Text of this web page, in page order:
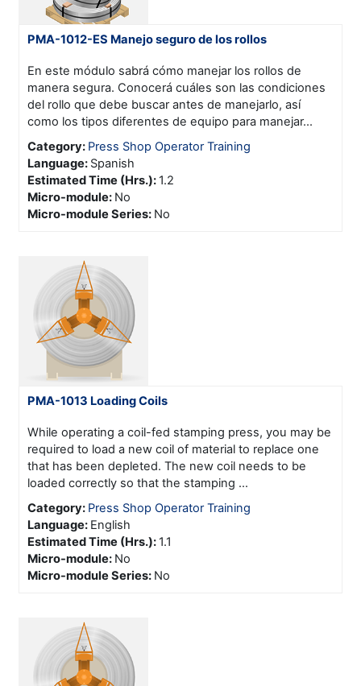
PMA-1012-ES Manejo seguro de los rollos
En este módulo sabrá cómo manejar los rollos de
manera segura. Conocerá cuáles son las condiciones
del rollo que debe buscar antes de manejarlo, así
como los tipos diferentes de equipo para manejar...
Category: Press Shop Operator Training
Language: Spanish
Estimated Time (Hrs.): 1.2
Micro-module: No
Micro-module Series: No
PMA-1013 Loading Coils
While operating a coil-fed stamping press, you may be
required to load a new coil of material to replace one
that has been depleted. The new coil needs to be
loaded correctly so that the stamping ...
Category: Press Shop Operator Training
Language: English
Estimated Time (Hrs.): 1.1
Micro-module: No
Micro-module Series: No